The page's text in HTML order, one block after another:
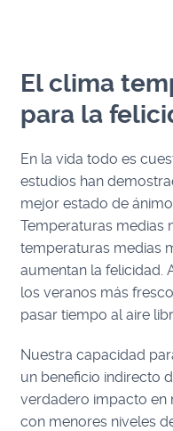
El clima
para la
En la vida todo es
estudios han
mejor estado de
Temperaturas medias
temperaturas medias
aumentan la felicidad.
los veranos más
pasar tiempo al aire
Nuestra capacidad
un beneficio indirecto
verdadero impacto en
con menores niveles